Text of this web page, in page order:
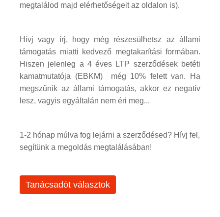
megtalálod majd elérhetőségeit az oldalon is).
Hívj vagy írj, hogy még részesülhetsz az állami
támogatás miatti kedvező megtakarítási formában.
Hiszen jelenleg a 4 éves LTP szerződések betéti
kamatmutatója (EBKM) még 10% felett van. Ha
megszűnik az állami támogatás, akkor ez negatív
lesz, vagyis egyáltalán nem éri meg...
1-2 hónap múlva fog lejárni a szerződésed? Hívj fel,
segítünk a megoldás megtalálásában!
Tanácsadót választok